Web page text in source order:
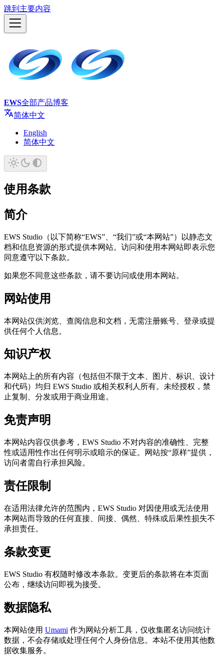
跳到主要内容
EWS全部产品博客
简体中文
English
简体中文
使用条款
简介
EWS Studio（以下简称“EWS”、“我们”或“本网站”）以静态文
档和信息资源的形式提供本网站。访问和使用本网站即表示您
同意遵守以下条款。
如果您不同意这些条款，请不要访问或使用本网站。
网站使用
本网站仅供浏览、查阅信息和文档，无需注册账号、登录或提
供任何个人信息。
知识产权
本网站上的所有内容（包括但不限于文本、图片、标识、设计
和代码）均归 EWS Studio 或相关权利人所有。未经授权，禁
止复制、分发或用于商业用途。
免责声明
本网站内容仅供参考，EWS Studio 不对内容的准确性、完整
性或适用性作出任何明示或暗示的保证。网站按“原样”提供，
访问者需自行承担风险。
责任限制
在适用法律允许的范围内，EWS Studio 对因使用或无法使用
本网站而导致的任何直接、间接、偶然、特殊或后果性损失不
承担责任。
条款变更
EWS Studio 有权随时修改本条款。变更后的条款将在本页面
公布，继续访问即视为接受。
数据隐私
本网站使用 Umami 作为网站分析工具，仅收集匿名访问统计
数据，不会存储或处理任何个人身份信息。本站不使用其他数
据收集服务。